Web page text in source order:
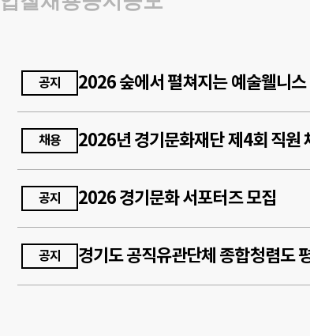
공지
채용
공지 2026 경기문화 서포터즈 모집
공지